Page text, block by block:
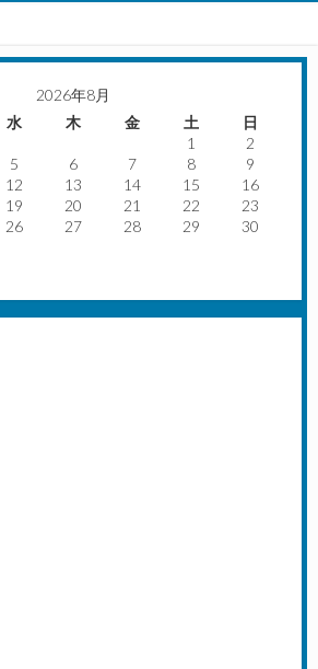
2026年8月
水 木 金 土
日
1
2
5 6 7 8
9
12 13 14 15
16
19 20 21 22
23
26 27 28 29
30